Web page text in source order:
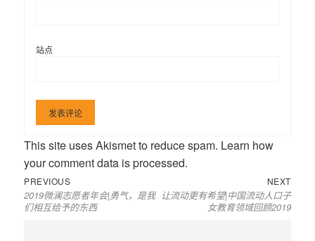
站点
This site uses Akismet to reduce spam. Learn how
your comment data is processed.
文
章
导
PREVIOUS
post:
2019微澜志愿者年会|勇气，是我
们相互给予的东西
NEXT
post:
让流动更有希望|中国流动人口子
女教育领域回顾2019